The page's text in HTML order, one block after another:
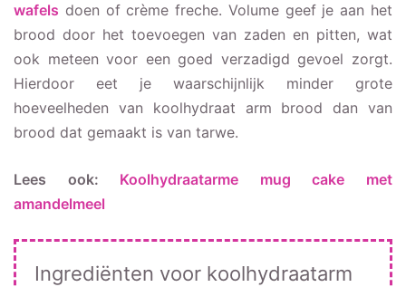
wafels doen of crème freche. Volume geef je aan het
brood door het toevoegen van zaden en pitten, wat
ook meteen voor een goed verzadigd gevoel zorgt.
Hierdoor eet je waarschijnlijk minder grote
hoeveelheden van koolhydraat arm brood dan van
brood dat gemaakt is van tarwe.
Lees ook: Koolhydraatarme mug cake met
amandelmeel
Ingrediënten voor koolhydraatarm